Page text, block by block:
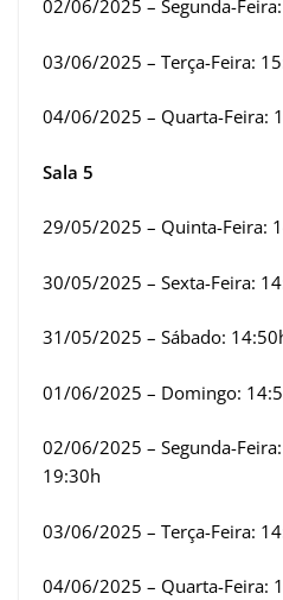
02/06/2025 – Segunda-
03/06/2025 – Terça-Feira:
04/06/2025 – Quarta-Feira:
Sala 5
29/05/2025 – Quinta-Feira:
30/05/2025 – Sexta-Feira:
31/05/2025 – Sábado:
01/06/2025 – Domingo:
02/06/2025 – Segunda-
19:30h
03/06/2025 – Terça-Feira:
04/06/2025 – Quarta-Feira: